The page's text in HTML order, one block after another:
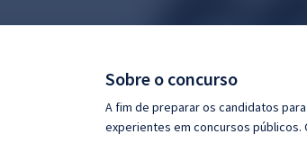
Sobre o concurso
A fim de preparar os candidatos
experientes em concursos